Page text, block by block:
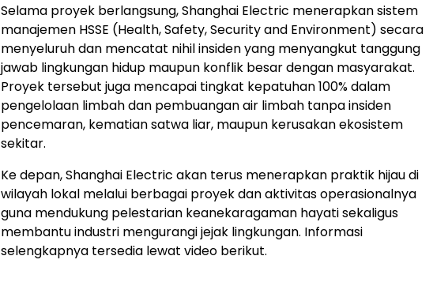
Selama proyek berlangsung, Shanghai Electric menerapkan sistem
manajemen HSSE (Health, Safety, Security and Environment) secara
menyeluruh dan mencatat nihil insiden yang menyangkut tanggung
jawab lingkungan hidup maupun konflik besar dengan masyarakat.
Proyek tersebut juga mencapai tingkat kepatuhan 100% dalam
pengelolaan limbah dan pembuangan air limbah tanpa insiden
pencemaran, kematian satwa liar, maupun kerusakan ekosistem
sekitar.
Ke depan, Shanghai Electric akan terus menerapkan praktik hijau di
wilayah lokal melalui berbagai proyek dan aktivitas operasionalnya
guna mendukung pelestarian keanekaragaman hayati sekaligus
membantu industri mengurangi jejak lingkungan. Informasi
selengkapnya tersedia lewat video berikut.